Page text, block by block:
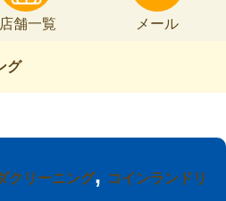
店舗一覧 メール
グ
リーニング, コインランドリ